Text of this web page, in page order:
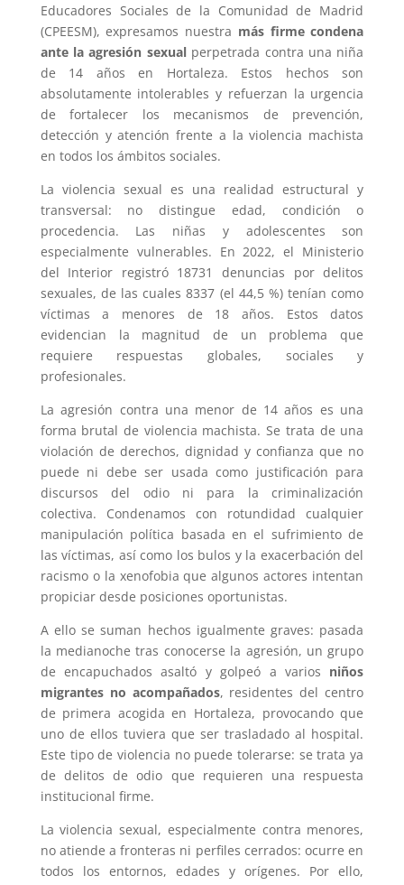
Educadores Sociales de la Comunidad de Madrid
(CPEESM), expresamos nuestra más firme condena
ante la agresión sexualperpetrada contra una niña
de 14 años en Hortaleza. Estos hechos son
absolutamente intolerables y refuerzan la urgencia
de fortalecer los mecanismos de prevención,
detección y atención frente a la violencia machista
en todos los ámbitos sociales.
La violencia sexual es una realidad estructural y
transversal: no distingue edad, condición o
procedencia. Las niñas y adolescentes son
especialmente vulnerables. En 2022, el Ministerio
del Interior registró 18731 denuncias por delitos
sexuales, de las cuales 8337 (el 44,5 %) tenían como
víctimas a menores de 18 años. Estos datos
evidencian la magnitud de un problema que
requiere respuestas globales, sociales y
profesionales.
La agresión contra una menor de 14 años es una
forma brutal de violencia machista. Se trata de una
violación de derechos, dignidad y confianza que no
puede ni debe ser usada como justificación para
discursos del odio ni para la criminalización
colectiva. Condenamos con rotundidad cualquier
manipulación política basada en el sufrimiento de
las víctimas, así como los bulos y la exacerbación del
racismo o la xenofobia que algunos actores intentan
propiciar desde posiciones oportunistas.
A ello se suman hechos igualmente graves: pasada
la medianoche tras conocerse la agresión, un grupo
de encapuchados asaltó y golpeó a varios niños
migrantes no acompañados, residentes del centro
de primera acogida en Hortaleza, provocando que
uno de ellos tuviera que ser trasladado al hospital.
Este tipo de violencia no puede tolerarse: se trata ya
de delitos de odio que requieren una respuesta
institucional firme.
La violencia sexual, especialmente contra menores,
no atiende a fronteras ni perfiles cerrados: ocurre en
todos los entornos, edades y orígenes. Por ello,